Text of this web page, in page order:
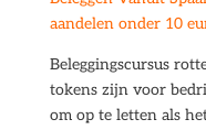
aandelen onder 10
Beleggingscursus
tokens zijn voor
om op te letten als